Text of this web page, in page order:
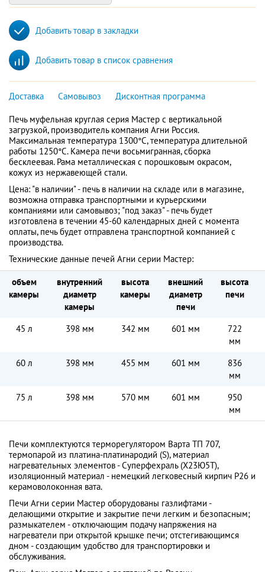
Добавить товар в закладки
Добавить товар в список сравнения
Доставка Самовывоз Дисконтная программа
Печь муфельная круглая серия Мастер с вертикальной
загрузкой, производитель компания Агни Россия.
Максимальная температура 1300°С, температура длительной
работы 1250°С. Камера печи восьмигранная, сборка
бесклеевая. Рама металлическая с порошковым окрасом,
кожух из нержавеющей стали.
Цена: "в наличии" - печь в наличии на складе или в магазине,
возможна отправка транспортными и курьерскими
компаниями или самовывоз; "под заказ" - печь будет
изготовлена в течении 45-60 календарных дней с момента
оплаты, печь будет отправлена транспортной компанией с
производства.
Технические данные печей Агни серии Мастер:
объем
камеры
внутренний
диаметр
камеры
высота
камеры
внешний
диаметр
печи
высота
печи
45 л 398 мм 342 мм 601 мм
722
мм
60 л
398 мм 455 мм 601 мм
836
мм
75 л
398 мм 570 мм 601 мм
950
мм
Печи комплектуются терморегулятором Варта ТП 707,
термопарой из платина-платинародий (S), материал
нагревательных элементов - Суперфехраль (Х23Ю5Т),
изоляционный материал - немецкий легковесный кирпич Р26 и
керамоволоконная вата.
Печи Агни серии Мастер оборудованы газлифтами -
делающими открытие и закрытие печи легким и безопасным;
размыкателем - отключающим подачу напряжения на
нагреватели при открытой крышке печи; отстегивающимся
дном - создающим удобство для транспортировки и
обслуживания.